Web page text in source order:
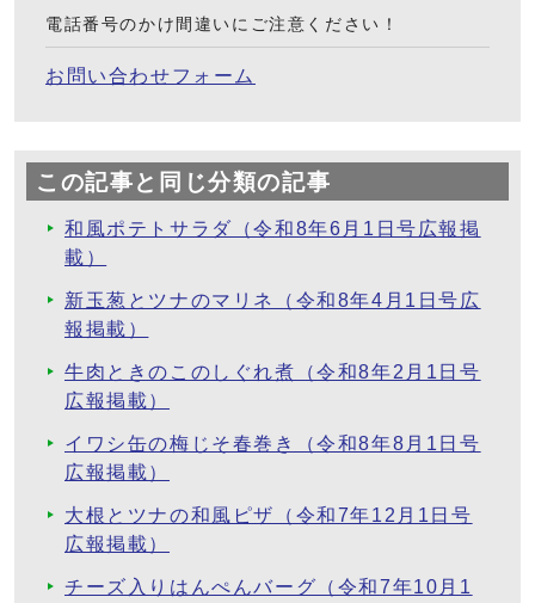
電話番号のかけ間違いにご注意ください！
お問い合わせフォーム
この記事と同じ分類の記事
和風ポテトサラダ（令和8年6月1日号広報掲
載）
新玉葱とツナのマリネ（令和8年4月1日号広
報掲載）
牛肉ときのこのしぐれ煮（令和8年2月1日号
広報掲載）
イワシ缶の梅じそ春巻き（令和8年8月1日号
広報掲載）
大根とツナの和風ピザ（令和7年12月1日号
広報掲載）
チーズ入りはんぺんバーグ（令和7年10月1